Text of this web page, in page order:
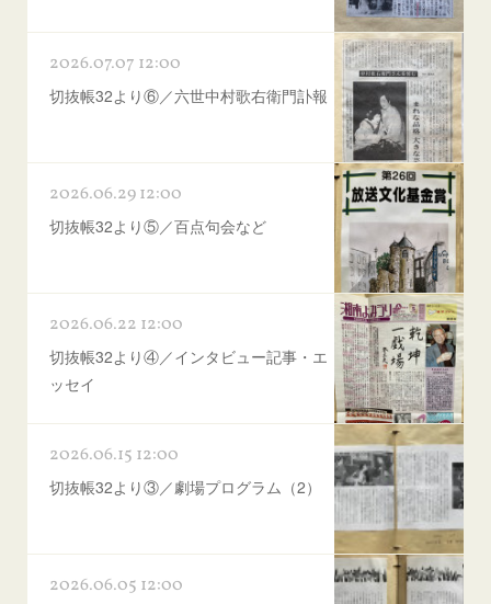
2026.07.07 12:00
切抜帳32より⑥／六世中村歌右衛門訃報
2026.06.29 12:00
切抜帳32より⑤／百点句会など
2026.06.22 12:00
切抜帳32より④／インタビュー記事・エ
ッセイ
2026.06.15 12:00
切抜帳32より③／劇場プログラム（2）
2026.06.05 12:00